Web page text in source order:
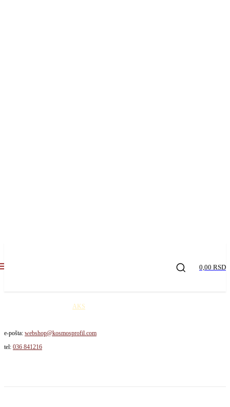
0,00 RSD
AKS
e-pošta: webshop@kosmosprofil.com
tel: 036 841216